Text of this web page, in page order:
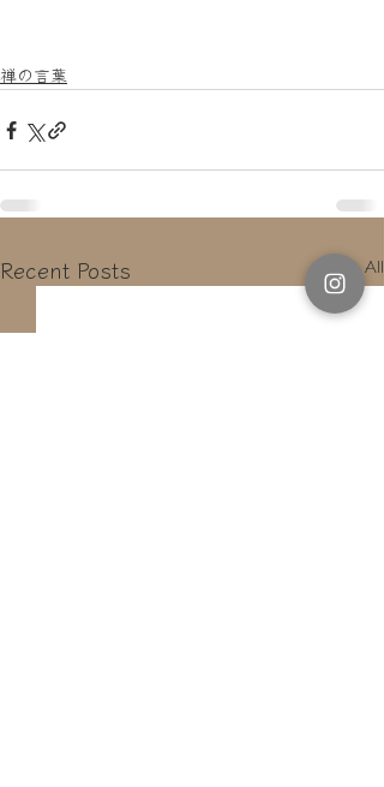
禅の言葉
Recent Posts See All